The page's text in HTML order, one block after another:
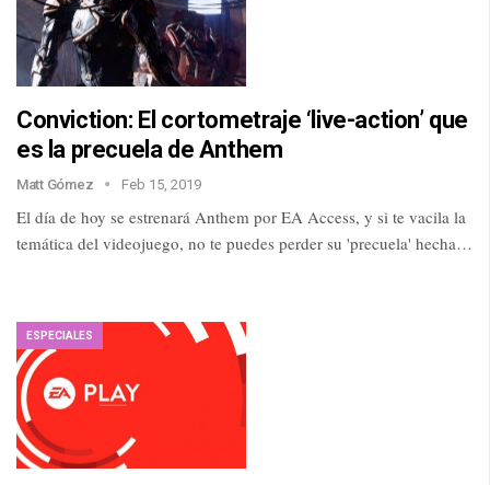
Conviction: El cortometraje ‘live-action’ que
es la precuela de Anthem
Matt Gómez Feb 15, 2019
El día de hoy se estrenará Anthem por EA Access, y si te vacila la
temática del videojuego, no te puedes perder su 'precuela' hecha…
ESPECIALES